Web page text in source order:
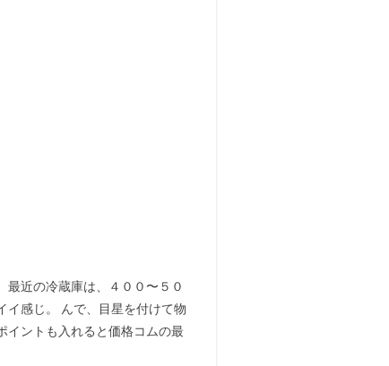
最近の冷蔵庫は、４００〜５０
イ感じ。 んで、目星を付けて物
イントも入れると価格コムの最